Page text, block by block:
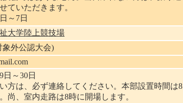
ていただきます。
～7日
大学陸上競技場
外公認大会)
日～30日
方は、必ず連絡してください。本部設置時間は8
尚、室内走路は8時に開場します。